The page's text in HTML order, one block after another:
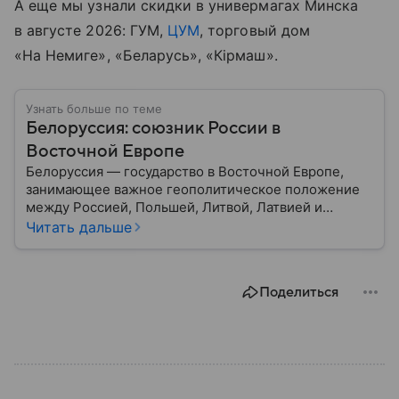
А еще мы узнали скидки в универмагах Минска
в августе 2026: ГУМ, ЦУМ, торговый дом
«На Немиге», «Беларусь», «Кiрмаш».
Узнать больше по теме
Белоруссия: союзник России в
Восточной Европе
Белоруссия — государство в Восточной Европе,
занимающее важное геополитическое положение
между Россией, Польшей, Литвой, Латвией и
Украиной. Несмотря на свою небольшую
Читать дальше
Поделиться